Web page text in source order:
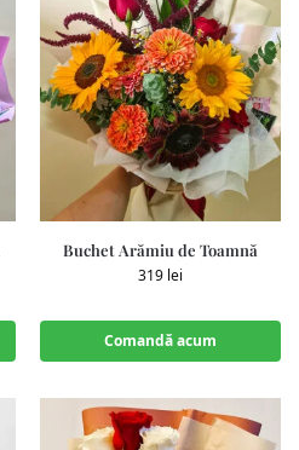
Buchet Arămiu de Toamnă
319 lei
Comandă acum